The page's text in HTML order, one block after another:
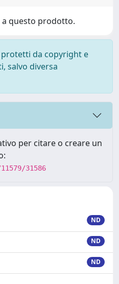
a questo prodotto.
da copyright e
salvo diversa
per citare o creare un
31586
ND
ND
ND